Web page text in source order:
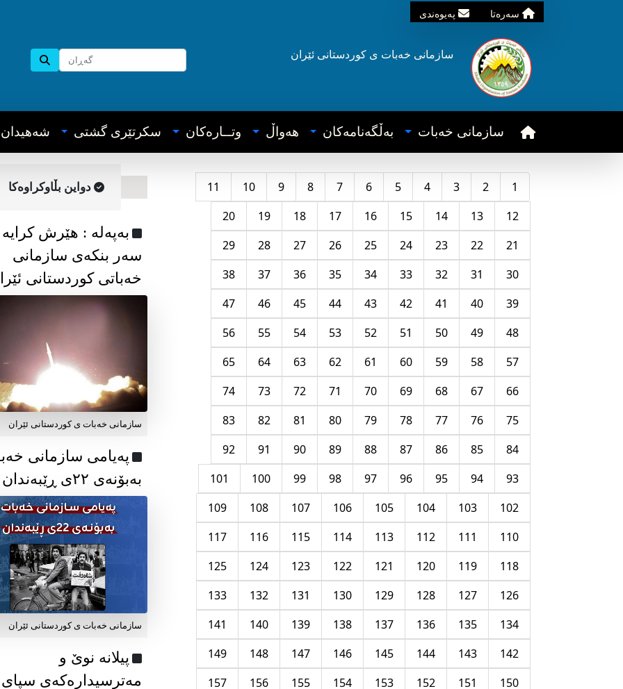
سه‌ره‌تا په‌یوه‌ندی
سازمانی خه‌بات ی کوردستانی ئێران
سازمانی خه‌بات به‌ڵگه‌نامه‌کان هه‌واڵ وتــاره‌کان سکرتێری گشتی شه‌هیدان
1
2
3
4
5
6
7
8
9
10
11
12
13
14
15
16
17
18
19
20
21
22
23
24
25
26
27
28
29
30
31
32
33
34
35
36
37
38
39
40
41
42
43
44
45
46
47
48
49
50
51
52
53
54
55
56
57
58
59
60
61
62
63
64
65
66
67
68
69
70
71
72
73
74
75
76
77
78
79
80
81
82
83
84
85
86
87
88
89
90
91
92
93
94
95
96
97
98
99
100
101
102
103
104
105
106
107
108
109
110
111
112
113
114
115
116
117
118
119
120
121
122
123
124
125
126
127
128
129
130
131
132
133
134
135
136
137
138
139
140
141
142
143
144
145
146
147
148
149
150
151
152
153
154
155
156
157
دواین بڵاوکراوه‌کا
به‌په‌له‌ : هێرش کرایە
سەر بنکەی سازمانی
خەباتی کوردستانی
سازمانی خەبات ی کوردستانی ئێران
پەیامی سازمانی
بەبۆنەی ۲۲ی ڕێبەندان
سازمانی خەبات ی كوردستانی ئێران
پیلانە نوێ و
مەترسیدارەکەی سپای